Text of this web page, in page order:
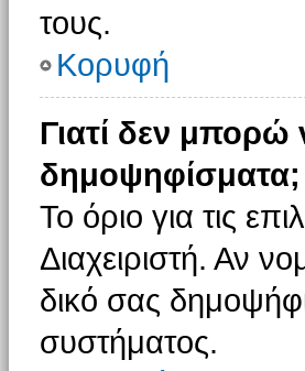
τους.
Κορυφή
Γιατί δεν
δημοψηφίσματα;
Το όριο για τις
Διαχειριστή. Αν
δικό σας
συστήματος.